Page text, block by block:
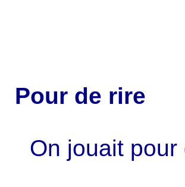
Pour de rire
On jouait pour